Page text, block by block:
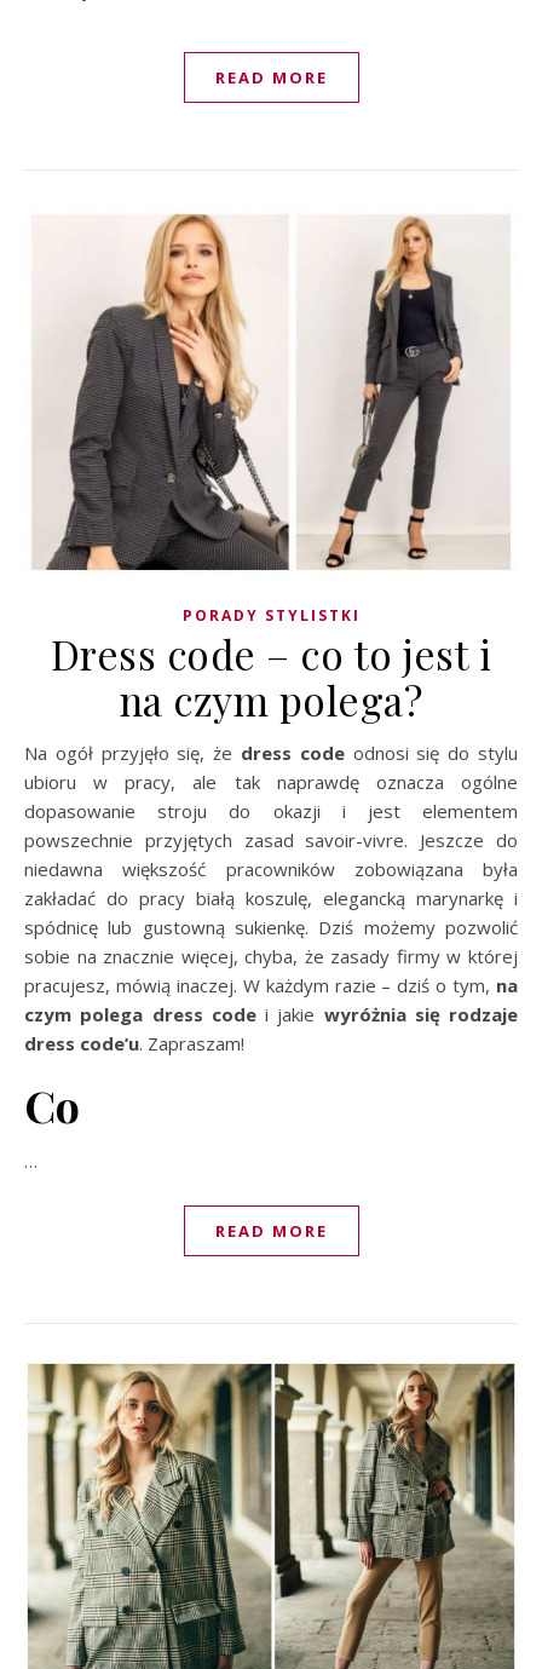
READ MORE
PORADY STYLISTKI
Dress code – co to jest i
na czym polega?
Na ogół przyjęło się, że dress codeodnosi się do stylu
ubioru w pracy, ale tak naprawdę oznacza ogólne
dopasowanie stroju do okazji i jest elementem
powszechnie przyjętych zasad savoir-vivre. Jeszcze do
niedawna większość pracowników zobowiązana była
zakładać do pracy białą koszulę, elegancką marynarkę i
spódnicę lub gustowną sukienkę. Dziś możemy pozwolić
sobie na znacznie więcej, chyba, że zasady firmy w której
pracujesz, mówią inaczej. W każdym razie – dziś o tym, na
czym polega dress codei jakie wyróżnia się rodzaje
dress code’u. Zapraszam!
Co
…
READ MORE